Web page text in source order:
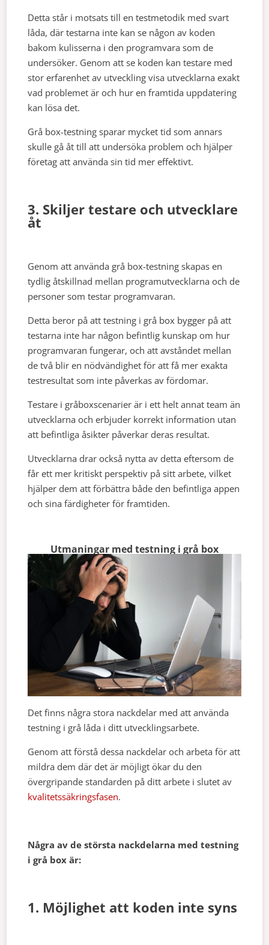
Detta står i motsats till en testmetodik med svart
låda, där testarna inte kan se någon av koden
bakom kulisserna i den programvara som de
undersöker. Genom att se koden kan testare med
stor erfarenhet av utveckling visa utvecklarna exakt
vad problemet är och hur en framtida uppdatering
kan lösa det.
Grå box-testning sparar mycket tid som annars
skulle gå åt till att undersöka problem och hjälper
företag att använda sin tid mer effektivt.
3. Skiljer testare och utvecklare
åt
Genom att använda grå box-testning skapas en
tydlig åtskillnad mellan programutvecklarna och de
personer som testar programvaran.
Detta beror på att testning i grå box bygger på att
testarna inte har någon befintlig kunskap om hur
programvaran fungerar, och att avståndet mellan
de två blir en nödvändighet för att få mer exakta
testresultat som inte påverkas av fördomar.
Testare i gråboxscenarier är i ett helt annat team än
utvecklarna och erbjuder korrekt information utan
att befintliga åsikter påverkar deras resultat.
Utvecklarna drar också nytta av detta eftersom de
får ett mer kritiskt perspektiv på sitt arbete, vilket
hjälper dem att förbättra både den befintliga appen
och sina färdigheter för framtiden.
Utmaningar med testning i grå box
Det finns några stora nackdelar med att använda
testning i grå låda i ditt utvecklingsarbete.
Genom att förstå dessa nackdelar och arbeta för att
mildra dem där det är möjligt ökar du den
övergripande standarden på ditt arbete i slutet av
kvalitetssäkringsfasen.
Några av de största nackdelarna med testning
i grå box är:
1. Möjlighet att koden inte syns